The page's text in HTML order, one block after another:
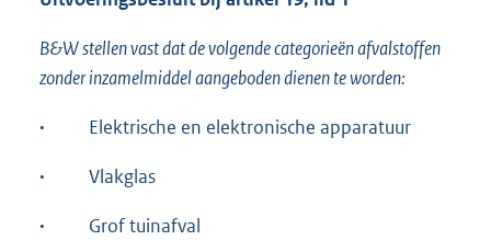
B&W stellen vast dat de volgende categorieën afvalstoffen
zonder inzamelmiddel aangeboden dienen te worden:
· Elektrische en elektronische apparatuur
· Vlakglas
· Grof tuinafval